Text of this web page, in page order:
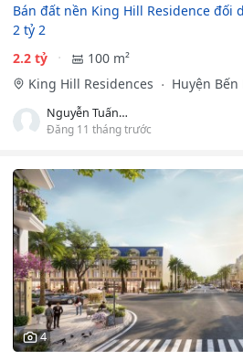
Bán đất nền King Hill Residence đối
2 tỷ 2
2.2 tỷ
100 m²
King Hill Residences
Huyện Bến
Nguyễn Tuấn Anh
Đăng 11 tháng trước
4